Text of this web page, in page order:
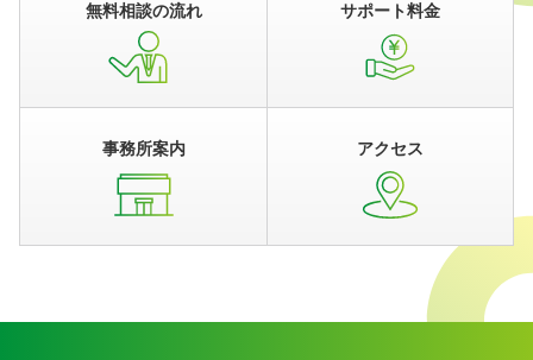
無料相談の流れ サポート料金
事務所案内 アクセス